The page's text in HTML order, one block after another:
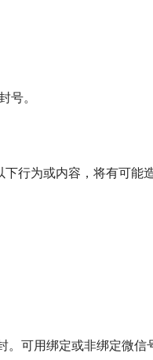
号。
行为或内容，将有可能
。可用绑定或非绑定微信